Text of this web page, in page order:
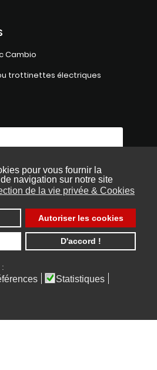
pour vous fournir la
navigation sur notre site
de la vie privée & Cookies
Autoriser les cookies
D'accord !
Statistiques
Cambio
trottinettes électriques